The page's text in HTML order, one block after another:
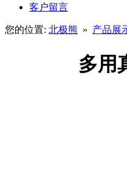
客户留言
您的位置: 北极熊 » 产品展
多用